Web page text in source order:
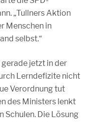
„Tullners Aktion
Menschen in
selbst.“
jetzt in der
Lerndefizite nicht
Verordnung tut
des Ministers lenkt
Schulen. Die Lösung